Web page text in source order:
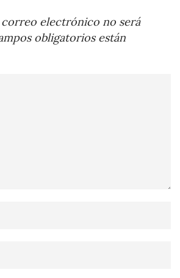
electrónico no será
obligatorios están